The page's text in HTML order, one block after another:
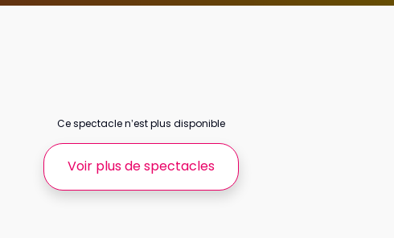
Ce spectacle n’est plus disponible
Voir plus de spectacles